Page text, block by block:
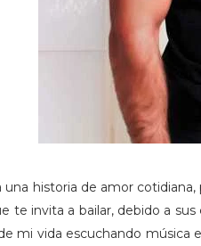
historia de amor
te invita a bailar, debido a
mi vida escuchando